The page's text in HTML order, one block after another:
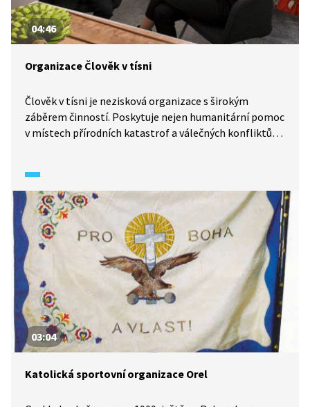
04:46
Organizace Člověk v tísni
Člověk v tísni je nezisková organizace s širokým
záběrem činností. Poskytuje nejen humanitární pomoc
v místech přírodních katastrof a válečných konfliktů,
organizace představena.
03:04
Katolická sportovní organizace Orel